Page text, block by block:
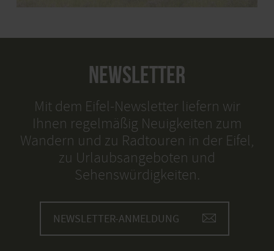
NEWSLETTER
Mit dem Eifel-Newsletter liefern wir
Ihnen regelmäßig Neuigkeiten zum
Wandern und zu Radtouren in der Eifel,
zu Urlaubsangeboten und
Sehenswürdigkeiten.
NEWSLETTER-ANMELDUNG